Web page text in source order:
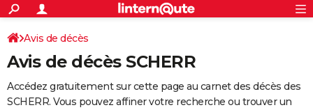
ACTUALITÉS
Politique
Société
Faits Divers
Education
Monde
Villes
+
SPORT
Coupe du monde 2026
Football
Tennis
Cyclisme
Rugby
Forum
Programme TV
TNT
Streaming
Cinéma
Sorties cinéma
Musique
+
FINANCE
Avis de décès
Avis de décès SCHERR
Accédez gratuitement sur cette page au carnet des décès des
SCHERR. Vous pouvez affiner votre recherche ou trouver un